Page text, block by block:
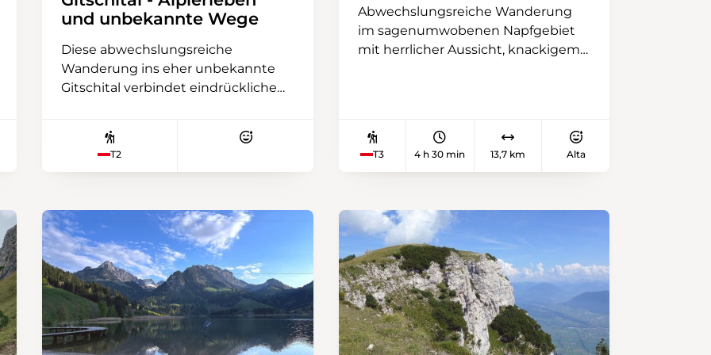
und unbekannte Wege
Diese abwechslungsreiche
Wanderung ins eher unbekannte
Gitschital verbindet eindrückliche
die Bergstation Gitschenberg mit
Alpweiden an und führt später
durch schattigen Wald – stets
begleitet von wechselnden,
beeindruckenden Ausblicken.
Unterwegs lädt eine kurze Pause
bei einer Älplerfamilie dazu ein, bei
Kaffee und Gesprächen einen
T2
Abwechslungsreiche Wanderung
im sagenumwobenen Napfgebiet
mit herrlicher Aussicht, knackigem
über einen Felsgrat auf den Hängst.
Hier bieten sich äusserst imposante
die Stächeleggflue mit Halt auf der
gleichnamigen Alp, führt uns der
Weg auf den Napf mit seinem
einzigartigen Panorama. Nach dem
Abstieg in den Wallfahrtsort Luthern
Bad, kann man sich im dortigen
Arm-/Fussbad abkühlen. Im "Luther-
T3 4 h 30 min 13,7 km Alta